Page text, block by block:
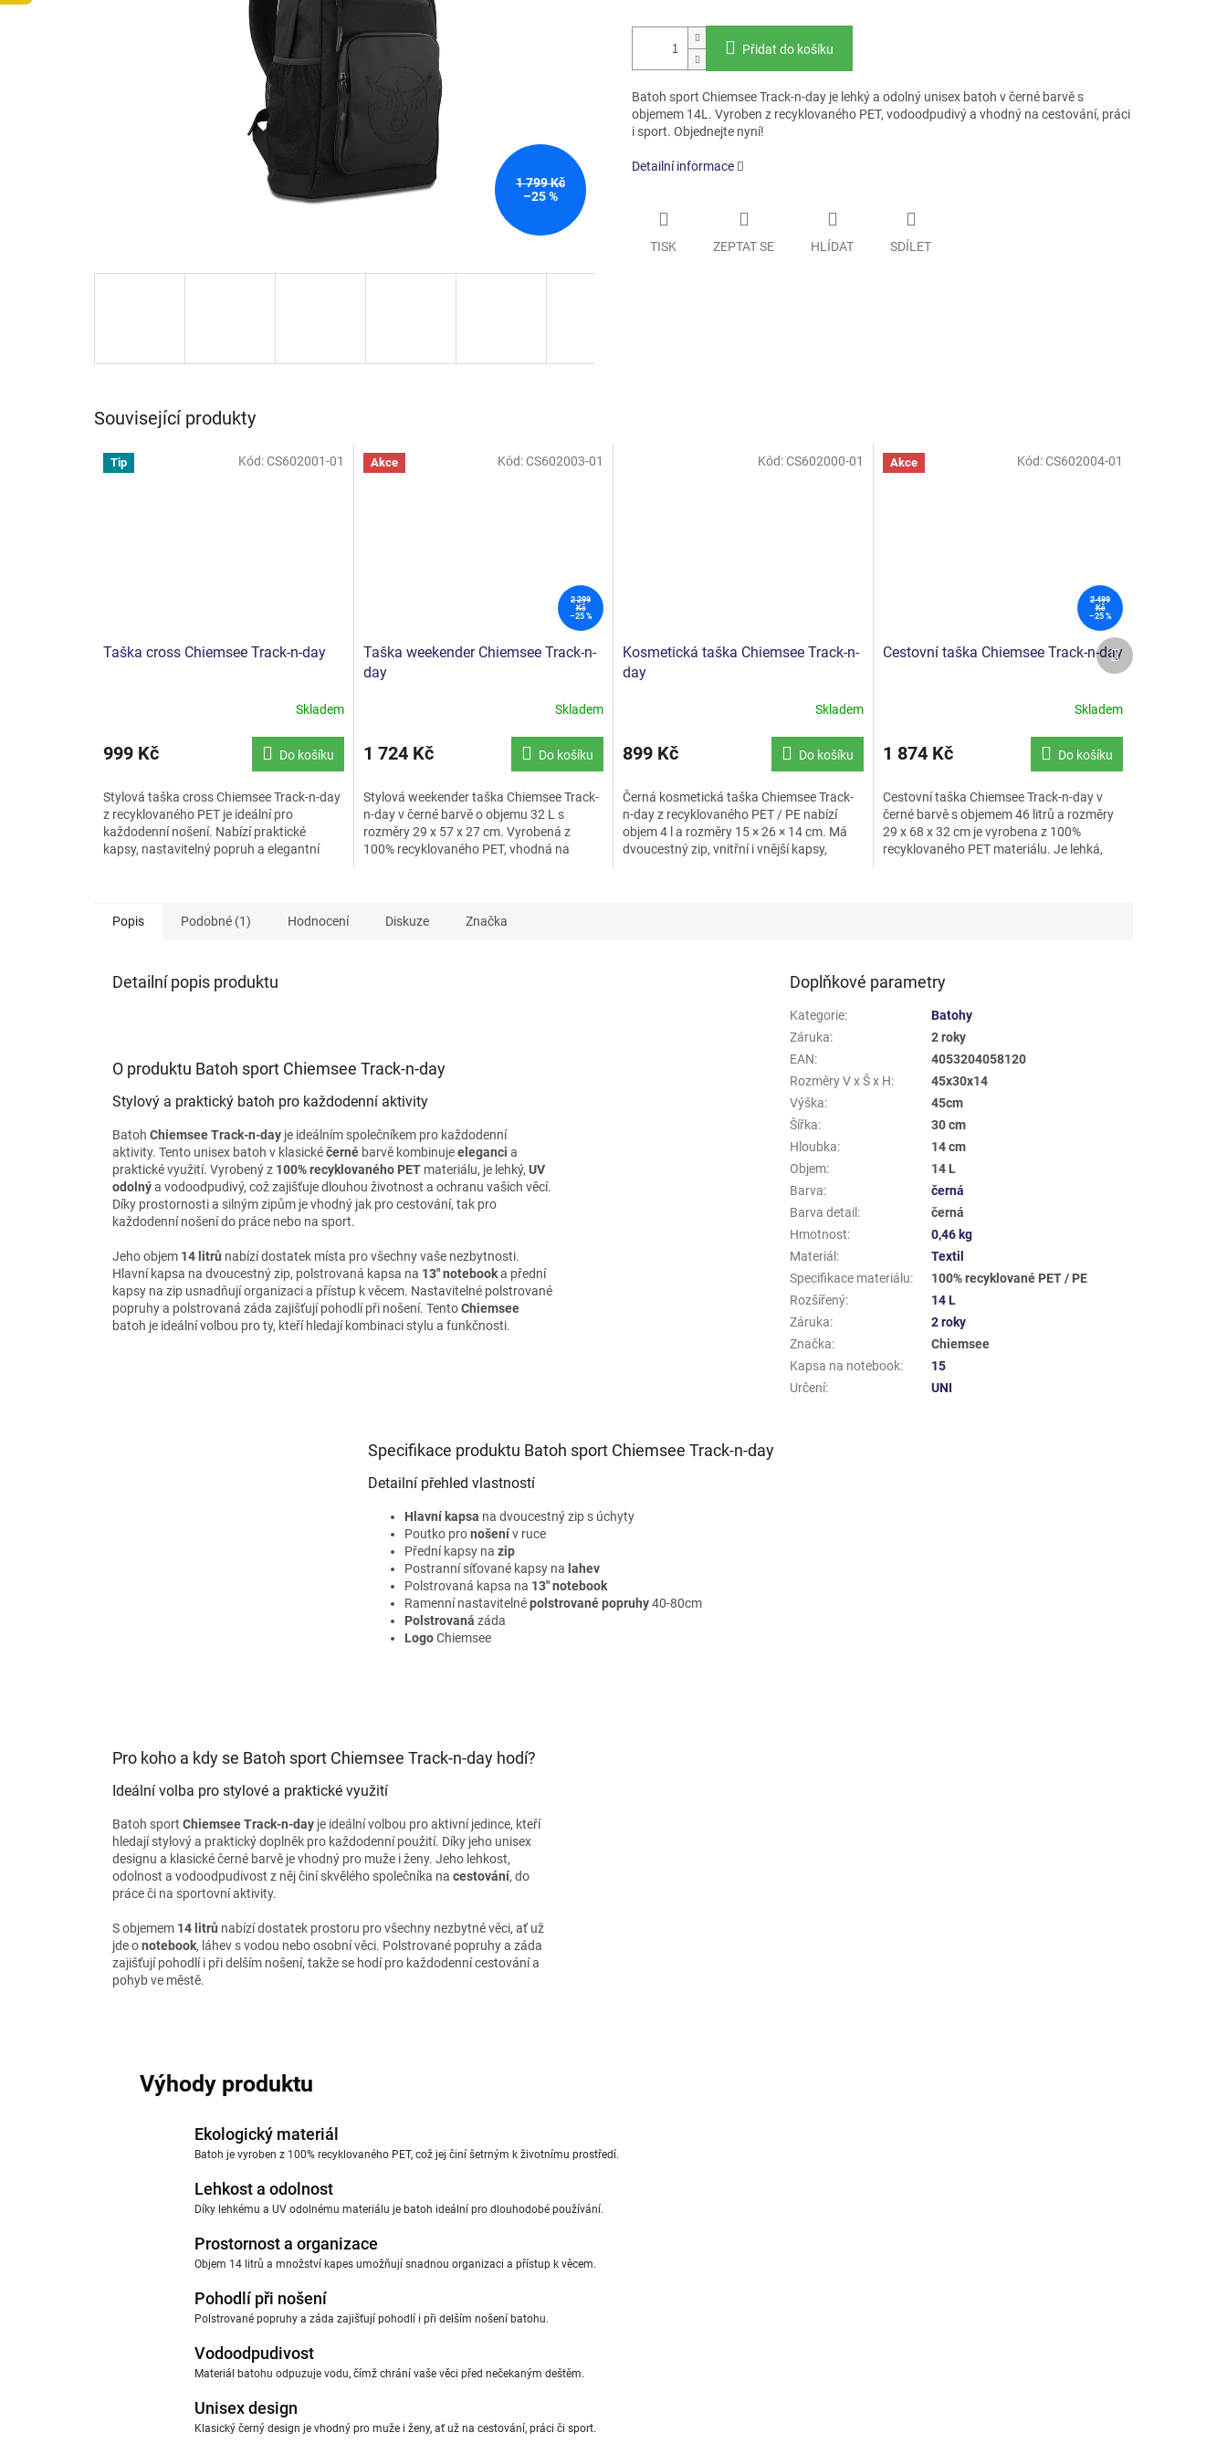
1 799 Kč
–25 %
Přidat do košíku
Batoh sport Chiemsee Track-n-day je lehký a odolný unisex batoh v černé barvě s
objemem 14L. Vyroben z recyklovaného PET, vodoodpudivý a vhodný na cestování, práci
i sport. Objednejte nyní!
Detailní informace
TISK ZEPTAT SE HLÍDAT SDÍLET
Související produkty
Tip
Taška cross Chiemsee Track-n-day
Skladem
999 Kč Do košíku
Stylová taška cross Chiemsee Track-n-day
z recyklovaného PET je ideální pro
každodenní nošení. Nabízí praktické
kapsy, nastavitelný popruh a elegantní
Kód:CS602001-01 Akce
2 299
Kč
–25 %
Taška weekender Chiemsee Track-n-
day
Skladem
1 724 Kč Do košíku
Stylová weekender taška Chiemsee Track-
n-day v černé barvě o objemu 32 L s
rozměry 29 x 57 x 27 cm. Vyrobená z
100% recyklovaného PET, vhodná na
Kód:CS602003-01
Kosmetická taška Chiemsee Track-n-
day
Skladem
899 Kč Do košíku
Černá kosmetická taška Chiemsee Track-
n-day z recyklovaného PET / PE nabízí
objem 4 l a rozměry 15 × 26 × 14 cm. Má
dvoucestný zip, vnitřní i vnější kapsy,
Kód:CS602000-01 Akce
2 499
Kč
–25 %
Cestovní taška Chiemsee Track-n-day
Skladem
1 874 Kč Do košíku
Cestovní taška Chiemsee Track-n-day v
černé barvě s objemem 46 litrů a rozměry
29 x 68 x 32 cm je vyrobena z 100%
recyklovaného PET materiálu. Je lehká,
Kód:CS602004-01
Další
produkt
Popis Podobné (1) Hodnocení Diskuze Značka
Detailní popis produktu
O produktu Batoh sport Chiemsee Track-n-day
Stylový a praktický batoh pro každodenní aktivity
Batoh Chiemsee Track-n-day je ideálním společníkem pro každodenní
aktivity. Tento unisex batoh v klasickéčerné barvě kombinujeeleganci a
praktické využití. Vyrobený z 100% recyklovaného PET materiálu, je lehký, UV
odolnýa vodoodpudivý, což zajišťuje dlouhou životnost a ochranu vašich věcí.
Díky prostornosti a silným zipům je vhodný jak pro cestování, tak pro
každodenní nošení do práce nebo na sport.
Jeho objem 14 litrů nabízí dostatek místa pro všechny vaše nezbytnosti.
Hlavní kapsa na dvoucestný zip, polstrovaná kapsa na 13" notebooka přední
kapsy na zip usnadňují organizaci a přístup k věcem. Nastavitelné polstrované
popruhy a polstrovaná záda zajišťují pohodlí při nošení. TentoChiemsee
batoh je ideální volbou pro ty, kteří hledají kombinaci stylu a funkčnosti.
Specifikace produktu Batoh sport Chiemsee Track-n-day
Detailní přehled vlastností
Hlavní kapsa na dvoucestný zip s úchyty
Poutko pronošenív ruce
Přední kapsy na zip
Postranní síťované kapsy na lahev
Polstrovaná kapsa na 13" notebook
Ramenní nastavitelnépolstrované popruhy40-80cm
Polstrovaná záda
LogoChiemsee
Pro koho a kdy se Batoh sport Chiemsee Track-n-day hodí?
Ideální volba pro stylové a praktické využití
Batoh sport Chiemsee Track-n-day je ideální volbou pro aktivní jedince, kteří
hledají stylový a praktický doplněk pro každodenní použití. Díky jeho unisex
designu a klasické černé barvě je vhodný pro muže i ženy. Jeho lehkost,
odolnost a vodoodpudivost z něj činí skvělého společníka na cestování, do
práce či na sportovní aktivity.
S objemem 14 litrů nabízí dostatek prostoru pro všechny nezbytné věci, ať už
jde onotebook, láhev s vodou nebo osobní věci. Polstrované popruhy a záda
zajišťují pohodlí i při delším nošení, takže se hodí pro každodenní cestování a
pohyb ve městě.
Výhody produktu
Ekologický materiál
Batoh je vyroben z 100% recyklovaného PET, což jej činí šetrným k životnímu prostředí.
Lehkost a odolnost
Díky lehkému a UV odolnému materiálu je batoh ideální pro dlouhodobé používání.
Prostornost a organizace
Objem 14 litrů a množství kapes umožňují snadnou organizaci a přístup k věcem.
Pohodlí při nošení
Polstrované popruhy a záda zajišťují pohodlí i při delším nošení batohu.
Vodoodpudivost
Materiál batohu odpuzuje vodu, čímž chrání vaše věci před nečekaným deštěm.
Unisex design
Klasický černý design je vhodný pro muže i ženy, ať už na cestování, práci či sport.
Doplňkové parametry
Kategorie:
Batohy
Záruka:
2 roky
EAN:
4053204058120
Rozměry V x Š x H:
45x30x14
Výška:
45cm
Šířka:
30 cm
Hloubka:
14 cm
Objem:
14 L
Barva:
černá
Barva detail :
černá
Hmotnost:
0,46 kg
Materiál :
Textil
Specifikace materiálu:
100% recyklované PET / PE
Rozšířený:
14 L
Záruka:
2 roky
Značka:
Chiemsee
Kapsa na notebook:
15
Určení: UNI